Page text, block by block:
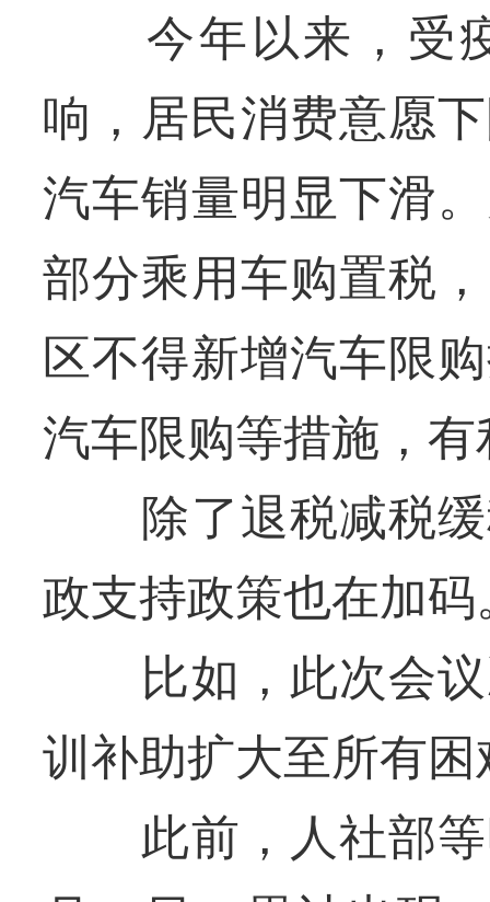
今年以来，受疫
响，居民消费意愿
汽车销量明显下滑
部分乘用车购置税
区不得新增汽车限
汽车限购等措施，
除了退税减税缓
政支持政策也在加码
比如，此次会议
训补助扩大至所有
此前，人社部等